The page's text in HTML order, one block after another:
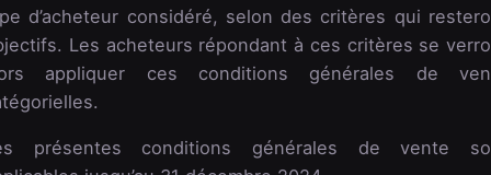
d’acheteur considéré, selon des critères qui
Les acheteurs répondant à ces critères se
appliquer ces conditions générales de
présentes conditions générales de vente